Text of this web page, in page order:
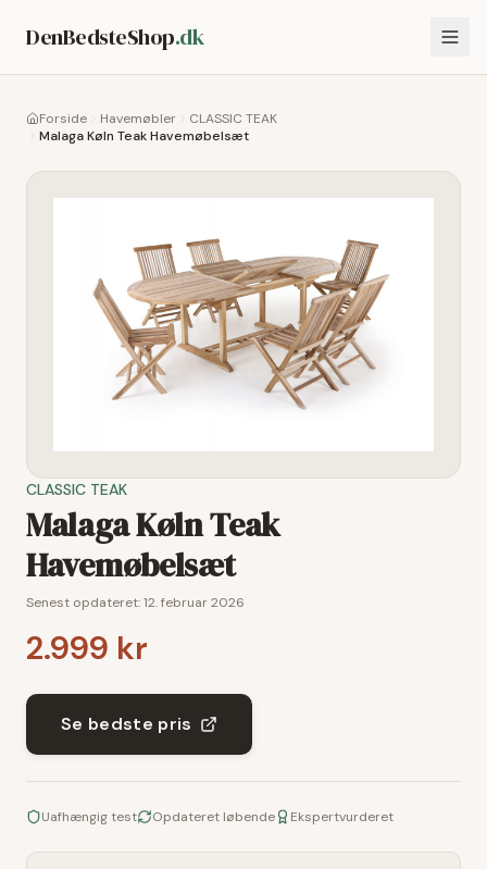
DenBedsteShop.dk
Forside Havemøbler
CLASSIC TEAK
Malaga Køln Teak Havemøbelsæt
CLASSIC TEAK
Malaga Køln Teak
Havemøbelsæt
Senest opdateret:12. februar 2026
2.999 kr
Se bedste pris
Uafhængig test Opdateret løbende Ekspertvurderet